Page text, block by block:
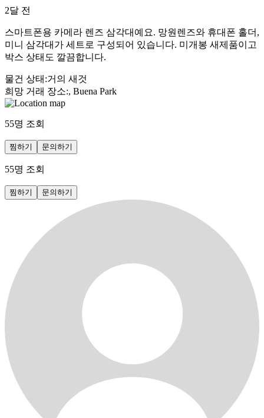
2달 전
스마트폰용 카메라 렌즈 삼각대예요. 망원렌즈와 휴대폰 홀더,
미니 삼각대가 세트로 구성되어 있습니다. 미개봉 새제품이고
박스 상태도 깔끔합니다.
물건 상태 :거의 새것
희망 거래 장소:, Buena Park
55명 조회
찜하기 문의하기
55명 조회
찜하기 문의하기